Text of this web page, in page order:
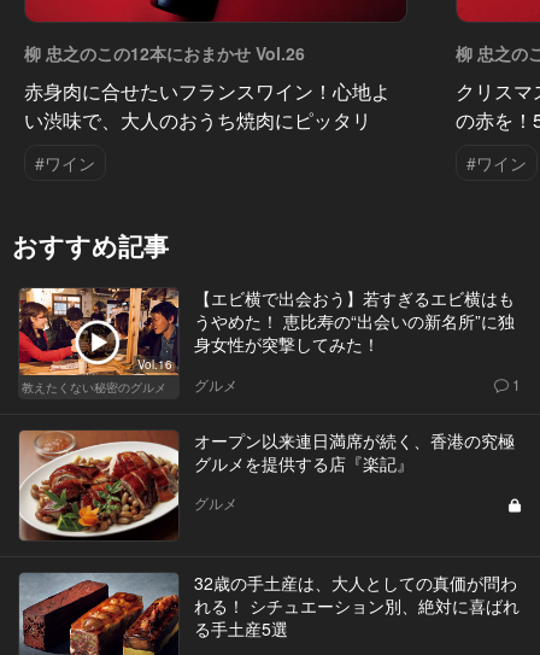
柳 忠之のこの12本におまかせ Vol.26
赤身肉に合せたいフランスワイン！心地よ
い渋味で、大人のおうち焼肉にピッタリ
#ワイン
柳 忠之の
クリス
の赤を！
#ワイン
おすすめ記事
Vol.16
教えたくない秘密のグルメ
【エビ横で出会おう】若すぎるエビ横はも
うやめた！ 恵比寿の“出会いの新名所”に独
身女性が突撃してみた！
グルメ 1
オープン以来連日満席が続く、香港の究極
グルメを提供する店『楽記』
グルメ
32歳の手土産は、大人としての真価が問わ
れる！ シチュエーション別、絶対に喜ばれ
る手土産5選